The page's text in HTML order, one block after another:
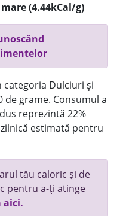
(4.44kCal/g)
categoria Dulciuri și
de grame. Consumul a
reprezintă 22%
estimată pentru
tău caloric și de
pentru a-ți atinge
aici.